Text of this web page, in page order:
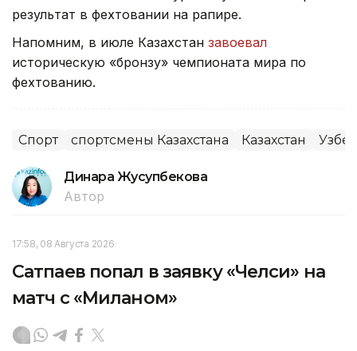
результат в фехтовании на рапире.
Напомним, в июле Казахстан завоевал
историческую «бронзу» чемпионата мира по
фехтованию.
Спорт спортсмены Казахстана Казахстан
Динара Жусупбекова
Автор
17:58, 08 Августа 2026
Сатпаев попал в заявку «Челси» на
матч с «Миланом»